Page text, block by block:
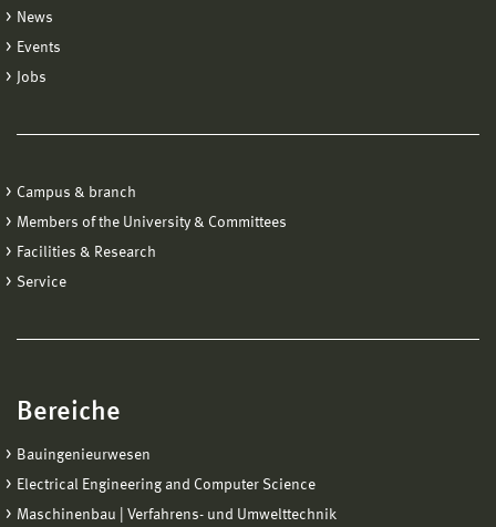
News
Events
Jobs
Campus & branch
Members of the University & Committees
Facilities & Research
Service
Bereiche
Bauingenieurwesen
Electrical Engineering and Computer Science
Maschinenbau | Verfahrens- und Umwelttechnik